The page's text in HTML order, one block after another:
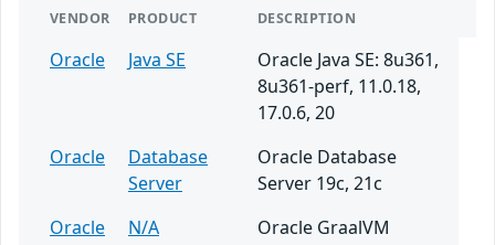
VENDOR PRODUCT DESCRIPTION
Oracle Java SE
Oracle Java SE: 8u361,
8u361-perf, 11.0.18,
17.0.6, 20
Oracle
Database
Server
Oracle Database
Server 19c, 21c
Oracle
N/A
Oracle GraalVM